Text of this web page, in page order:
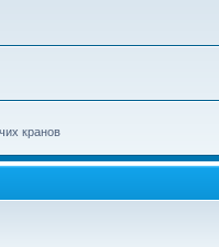
кранов